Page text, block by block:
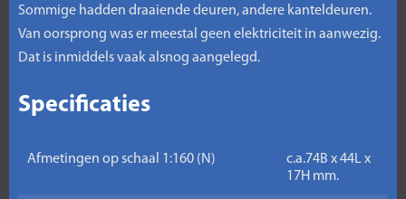
Sommige hadden draaiende deuren, andere kanteldeuren.
Van oorsprong was er meestal geen elektriciteit in aanwezig.
Dat is inmiddels vaak alsnog aangelegd.
Specificaties
Afmetingen op schaal 1:160 (N)
c.a.74B x 44L x
17H mm.